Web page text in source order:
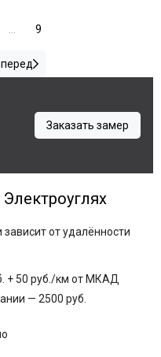
9
Заказать замер
от удалённости
+ 50 руб./км от МКАД
— 2500 руб.